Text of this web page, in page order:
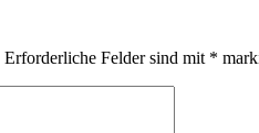
Erforderliche Felder sind mit *